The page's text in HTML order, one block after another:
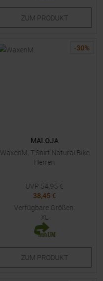
ZUM PRODUKT
-30%
MALOJA
WaxenM. T-Shirt Natural Bike
Herren
UVP 54,95 €
38,45 €
Verfügbare Größen:
XL
ZUM PRODUKT